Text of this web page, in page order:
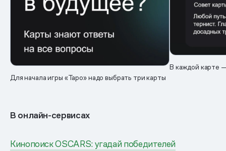
Для начала игры «Таро» надо выбрать три карты
В каждой карте
В онлайн-сервисах
Кинопоиск OSCARS: угадай победителей